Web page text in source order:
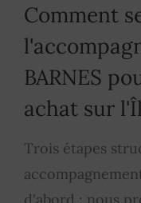
Comment
BARNES
achat sur
Trois étapes
d'abord : nous